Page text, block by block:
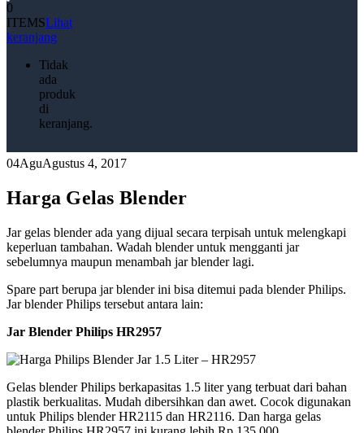
0
ITEMSLihat
keranjang
Tidak
ada
produk
di
keranjang.
04AguAgustus 4, 2017
Harga Gelas Blender
Jar gelas blender ada yang dijual secara terpisah untuk melengkapi
keperluan tambahan. Wadah blender untuk mengganti jar
sebelumnya maupun menambah jar blender lagi.
Spare part berupa jar blender ini bisa ditemui pada blender Philips.
Jar blender Philips tersebut antara lain:
Jar Blender Philips HR2957
Gelas blender Philips berkapasitas 1.5 liter yang terbuat dari bahan
plastik berkualitas. Mudah dibersihkan dan awet. Cocok digunakan
untuk Philips blender HR2115 dan HR2116. Dan harga gelas